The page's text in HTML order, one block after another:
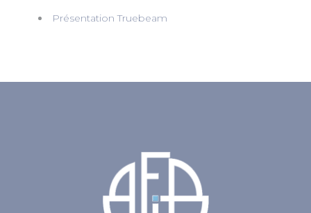
Présentation Truebeam